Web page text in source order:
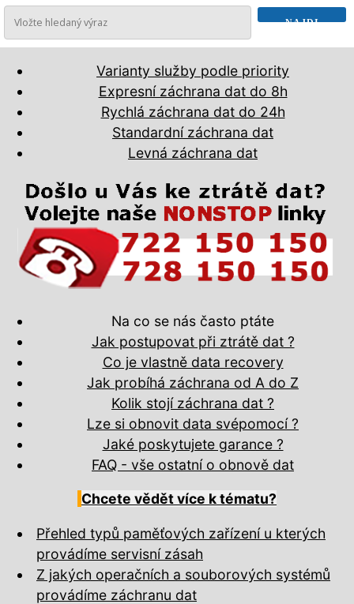
Varianty služby podle priority
Expresní záchrana dat do 8h
Rychlá záchrana dat do 24h
Standardní záchrana dat
Levná záchrana dat
Na co se nás často ptáte
Jak postupovat při ztrátě dat ?
Co je vlastně data recovery
Jak probíhá záchrana od A do Z
Kolik stojí záchrana dat ?
Lze si obnovit data svépomocí ?
Jaké poskytujete garance ?
FAQ - vše ostatní o obnově dat
Chcete vědět více k tématu?
Přehled typů paměťových zařízení u kterých
provádíme servisní zásah
Z jakých operačních a souborových systémů
provádíme záchranu dat